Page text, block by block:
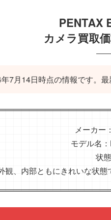
PENTAX
カメラ買取
7月14日時点の情報です。
メーカー
モデル名
状
観、内部ともにきれいな状態